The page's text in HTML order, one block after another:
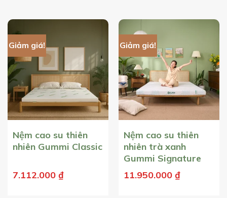
Giảm giá!
Nệm cao su thiên
nhiên Gummi Classic
7.112.000 ₫
Giảm giá!
Nệm cao su thiên
nhiên trà xanh
Gummi Signature
11.950.000 ₫